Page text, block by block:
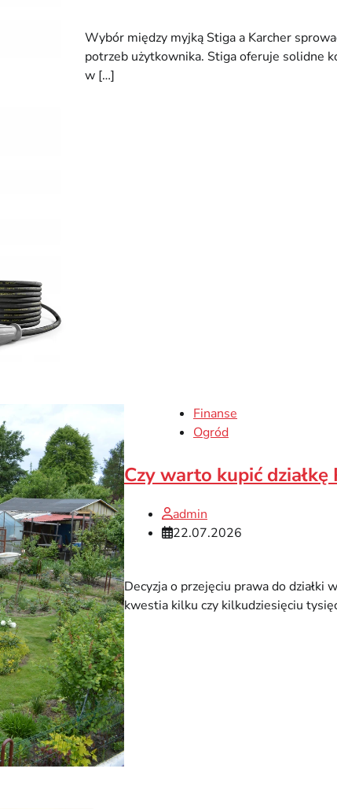
Wybór między myjką Stiga a Karcher
potrzeb użytkownika. Stiga oferuje solidne
w […]
Finanse
Ogród
Czy warto kupić
admin
22.07.2026
Decyzja o przejęciu prawa do działki
kwestia kilku czy kilkudziesięciu